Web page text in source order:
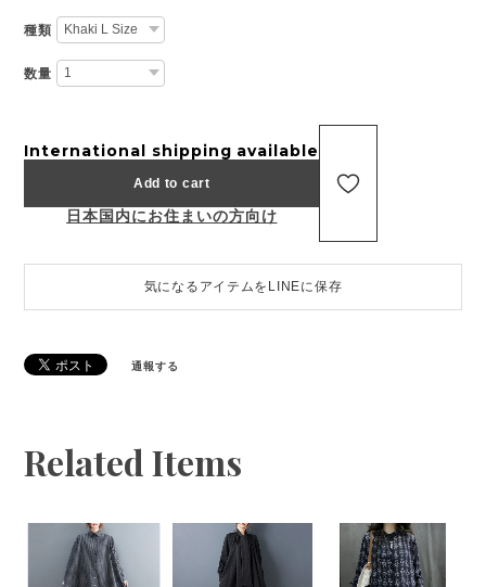
種類
数量
International shipping available
Add to cart
日本国内にお住まいの方向け
気になるアイテムをLINEに保存
通報する
Related Items